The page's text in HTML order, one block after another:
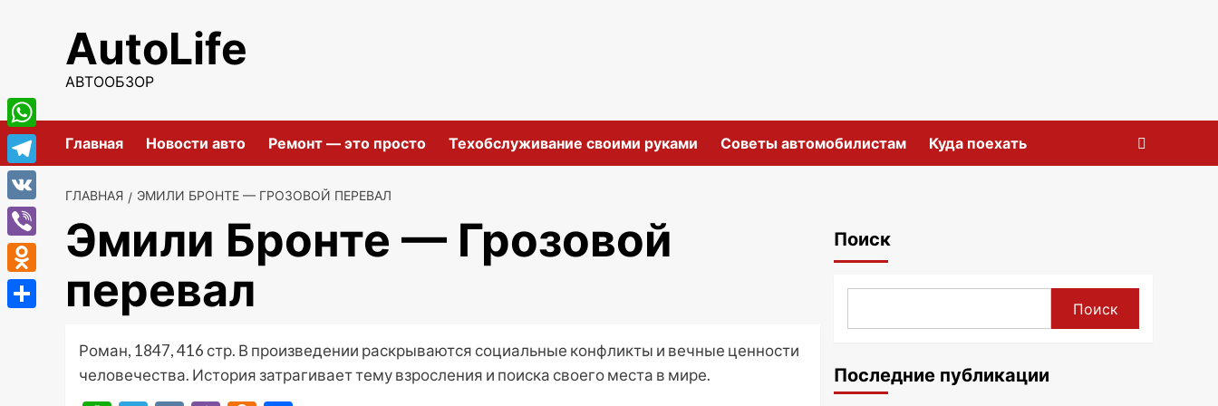
содержимомуAutoLife
АВТООБЗОР
Главная Новости авто Ремонт — это просто Техобслуживание своими руками Советы автомобилистам Куда поехать
ГЛАВНАЯ ЭМИЛИ БРОНТЕ — ГРОЗОВОЙ ПЕРЕВАЛ
Эмили Бронте — Грозовой
перевал
Роман, 1847, 416 стр. В произведении раскрываются социальные конфликты и вечные ценности
человечества. История затрагивает тему взросления и поиска своего места в мире.
Поиск
Поиск
Последние публикации
WhatsApp
Telegram
VK
Viber
Odnoklassniki